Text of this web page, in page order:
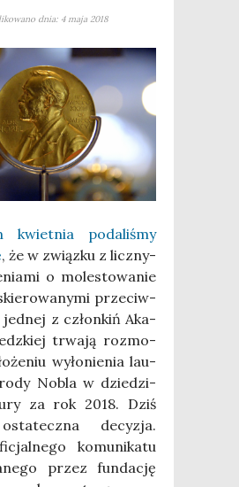
dnia: 4 maja 2018
kwiet­nia poda­li­śmy
, że w związ­ku z licz­ny­
o mole­sto­wa­nie
prze­ciw­
jed­nej z człon­kiń Aka­
trwa­ją roz­mo­
wyło­nie­nia lau­
Nobla w dzie­dzi­
za rok 2018. Dziś
decy­zja.
komu­ni­ka­tu
przez fun­da­cję